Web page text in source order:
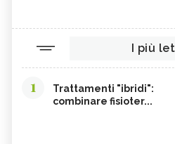
I più
1
Trattamenti "ibridi":
combinare fisioter...